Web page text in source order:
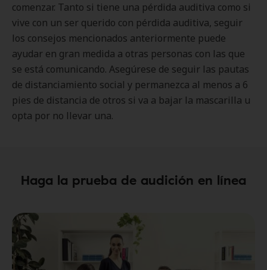
comenzar. Tanto si tiene una pérdida auditiva como si
vive con un ser querido con pérdida auditiva, seguir
los consejos mencionados anteriormente puede
ayudar en gran medida a otras personas con las que
se está comunicando. Asegúrese de seguir las pautas
de distanciamiento social y permanezca al menos a 6
pies de distancia de otros si va a bajar la mascarilla u
opta por no llevar una.
Haga la prueba de audición en línea